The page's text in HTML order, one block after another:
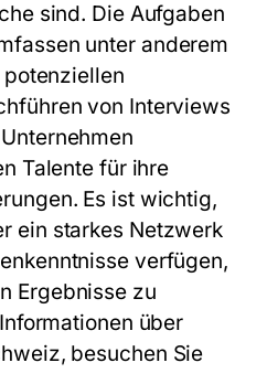
sind. Die Aufgaben
unter anderem
von Interviews
Talente für ihre
Es ist wichtig,
ein starkes Netzwerk
verfügen,
Ergebnisse zu
über
besuchen Sie